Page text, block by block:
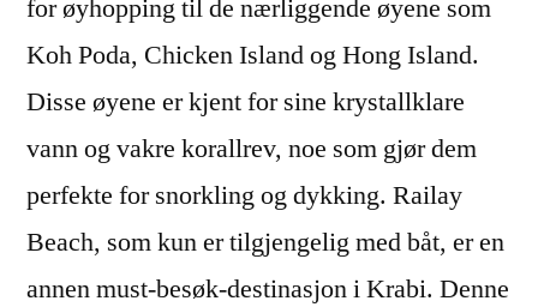
for øyhopping til de nærliggende øyene som
Koh Poda, Chicken Island og Hong Island.
Disse øyene er kjent for sine krystallklare
vann og vakre korallrev, noe som gjør dem
perfekte for snorkling og dykking. Railay
Beach, som kun er tilgjengelig med båt, er en
annen must-besøk-destinasjon i Krabi. Denne